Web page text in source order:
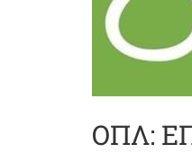
ΟΠΛ: